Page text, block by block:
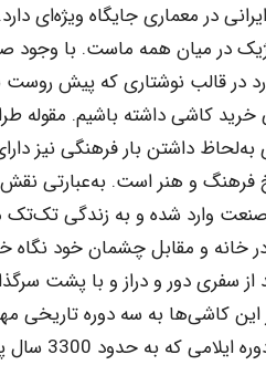
در معماری جایگاه ویژه‌ای
در میان همه ماست. با وجود
در قالب نوشتاری که پیش روست
کاشی داشته باشیم. مقوله
داشتن بار فرهنگی نیز
فرهنگ و هنر است. به‌عبارتی
وارد شده و به زندگی تک‌تک
در خانه و مقابل چشمان خود
از سفری دور و دراز و با پشت
این کاشی‌ها به سه دوره تاریخی
ایلامی که به حدود 3300 سال پیش باز‌ می‌گردد و در منطقه شوش یافت شده‌است.